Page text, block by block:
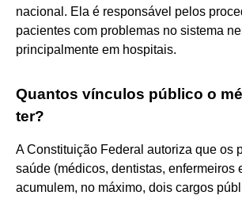
nacional. Ela é responsável pelos
pacientes com problemas no sistema
principalmente em hospitais.
Quantos vínculos público o
ter?
A Constituição Federal autoriza que os
saúde (médicos, dentistas, enfermeiros
acumulem, no máximo, dois cargos